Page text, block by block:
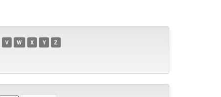
V W X Y Z